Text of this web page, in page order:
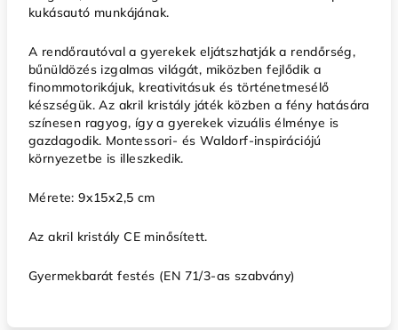
kukásautó munkájának.
A rendőrautóval a gyerekek eljátszhatják a rendőrség,
bűnüldözés izgalmas világát, miközben fejlődik a
finommotorikájuk, kreativitásuk és történetmesélő
készségük. Az akril kristály játék közben a fény hatására
színesen ragyog, így a gyerekek vizuális élménye is
gazdagodik. Montessori- és Waldorf-inspirációjú
környezetbe is illeszkedik.
Mérete:9x15x2,5 cm
Az akril kristály CE minősített.
Gyermekbarát festés (EN 71/3-as szabvány)